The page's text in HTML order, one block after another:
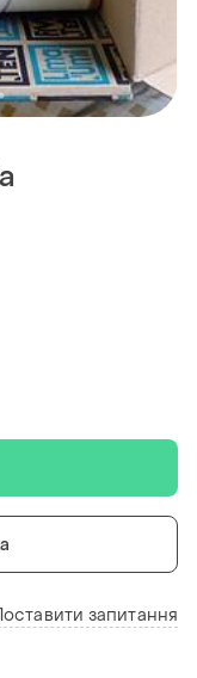
запитання